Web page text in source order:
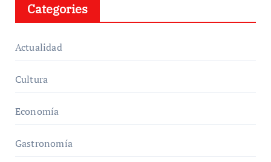
Categories
Actualidad
Cultura
Economía
Gastronomía